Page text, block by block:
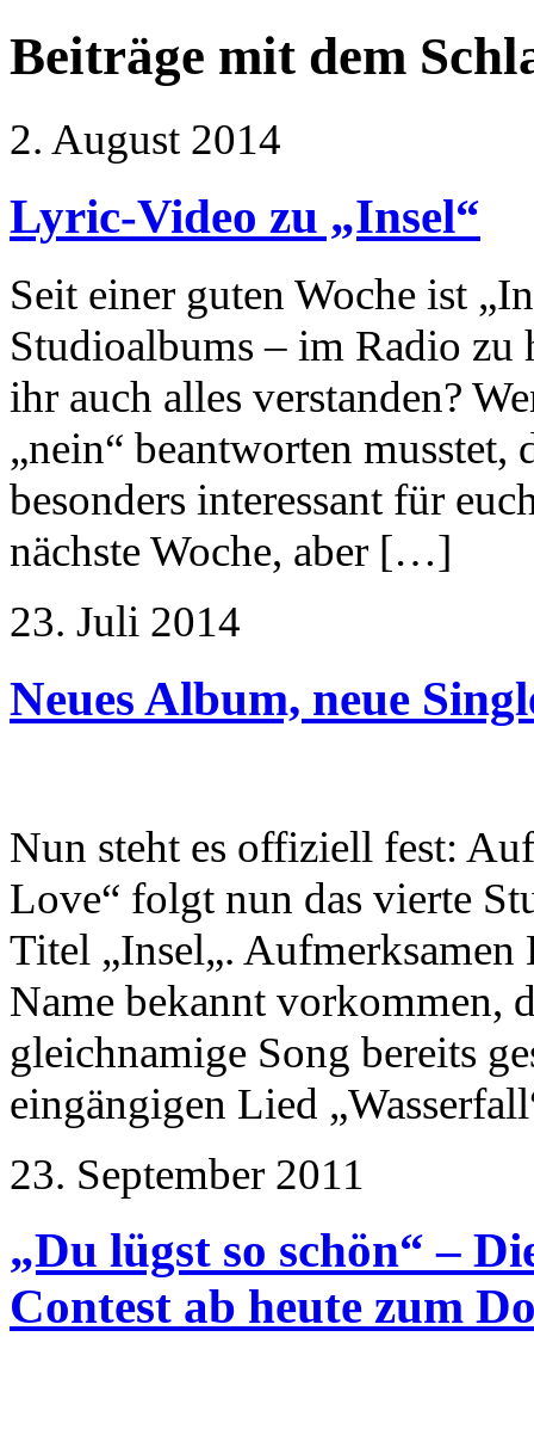
Beiträge mit dem
2. August 2014
Lyric-Video zu „Insel“
Seit einer guten Woche ist
Studioalbums – im Radio zu
ihr auch alles verstanden?
„nein“ beantworten
besonders interessant für
nächste Woche, aber […]
23. Juli 2014
Neues Album, neue
Nun steht es offiziell fest:
Love“ folgt nun das vierte
Titel „Insel„.
Name bekannt vorkommen,
gleichnamige Song bereits
eingängigen Lied
23. September 2011
„Du lügst so schön“ –
Contest ab heute zum